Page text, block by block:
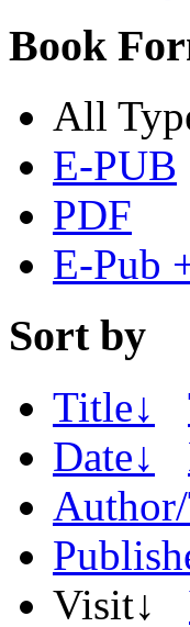
Book
All
E-PUB
PDF
E-Pub
Sort by
Title↓
Date↓
Visit↓